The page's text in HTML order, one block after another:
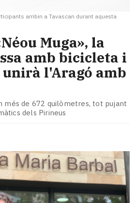
arribin a Tavascan durant aquesta
Muga», la
amb bicicleta i
unirà l'Aragó amb
més de 672 quilòmetres, tot pujant
dels Pirineus